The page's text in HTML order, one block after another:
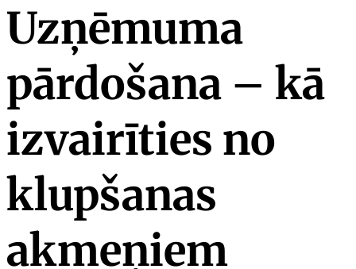
Uzņēmuma
pārdošana – kā
izvairīties no
klupšanas
akmeņiem